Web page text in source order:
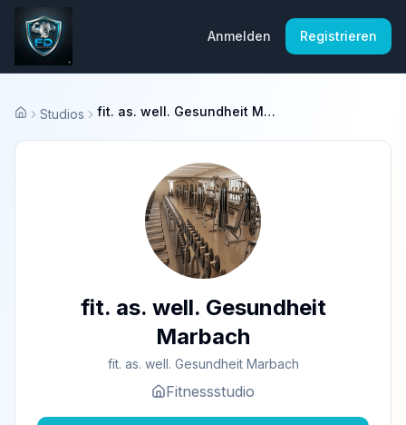
Anmelden Registrieren
Startseite
Studios fit. as. well. Gesundheit Marbach
fit. as. well. Gesundheit
Marbach
fit. as. well. Gesundheit Marbach
Fitnessstudio